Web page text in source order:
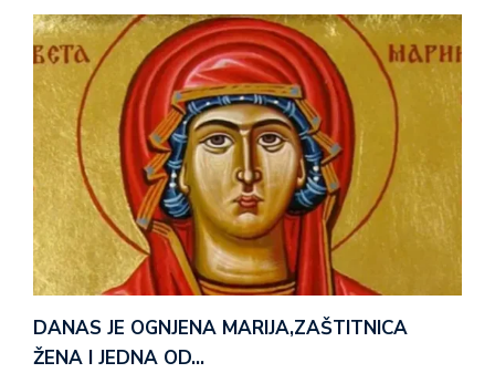
DANAS JE OGNJENA MARIJA,ZAŠTITNICA
ŽENA I JEDNA OD…